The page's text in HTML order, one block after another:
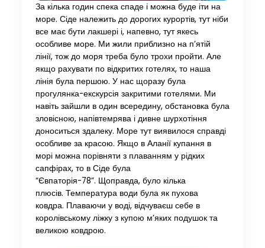
За кілька годин спека спаде і можна буде іти на
море. Сіде належить до дорогих курортів, тут ніби
все має бути лакшері і, напевно, тут якесь
особливе море. Ми жили приблизно на п’ятій
лінії, тож до моря треба було трохи пройти. Але
якщо рахувати по відкритих готелях, то наша
лінія була першою. У нас щоразу була
прогулянка-екскурсія закритими готелями. Ми
навіть зайшли в один всередину, обстановка була
зловісною, напівтемрява і дивне шурхотіння
доноситься здалеку. Море тут виявилося справді
особливе за красою. Якщо в Аланії купання в
морі можна порівняти з плаванням у рідких
сапфірах, то в Сіде була
“Євпаторія-78”. Щоправда, було кілька
плюсів. Температура води була як пухова
ковдра. Плаваючи у воді, відчуваєш себе в
королівському ліжку з купою м’яких подушок та
великою ковдрою.